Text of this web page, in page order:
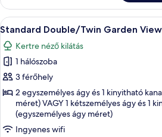
(2Pax)
további
részletei
A
következő
szoba
összes
képének
megtekintése:
Standard
Double/Twin
Garden
Egy
14
Standard Double/Twin Garden
Kertre néző kilátás
1 hálószoba
3 férőhely
2 egyszemélyes ágy és 1 kinyitható
méret) VAGY 1 kétszemélyes ágy és 1
(egyszemélyes ágy méret)
Ingyenes wifi